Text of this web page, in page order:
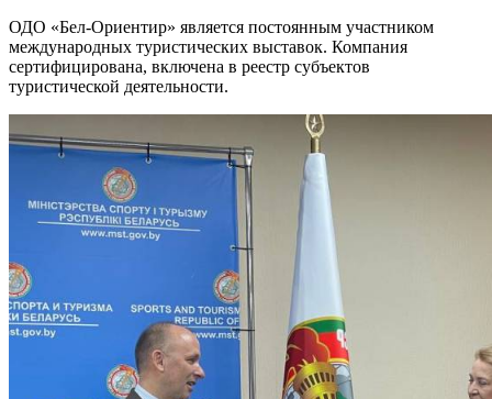
ОДО «Бел-Ориентир» является постоянным участником
международных туристических выставок. Компания
сертифицирована, включена в реестр субъектов
туристической деятельности.